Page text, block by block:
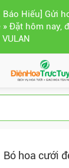
Báo Hiếu] Gửi
Đặt hôm nay,
Bó hoa cưới